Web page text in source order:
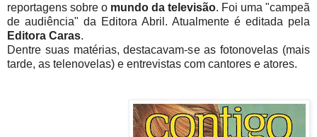
reportagens sobre o mundo da televisão. Foi uma "campeã
de audiência" da Editora Abril. Atualmente é editada pela
Editora Caras.
Dentre suas matérias, destacavam-se as fotonovelas (mais
tarde, as telenovelas) e entrevistas com cantores e atores.